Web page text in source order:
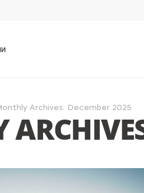
Archives: December 2025